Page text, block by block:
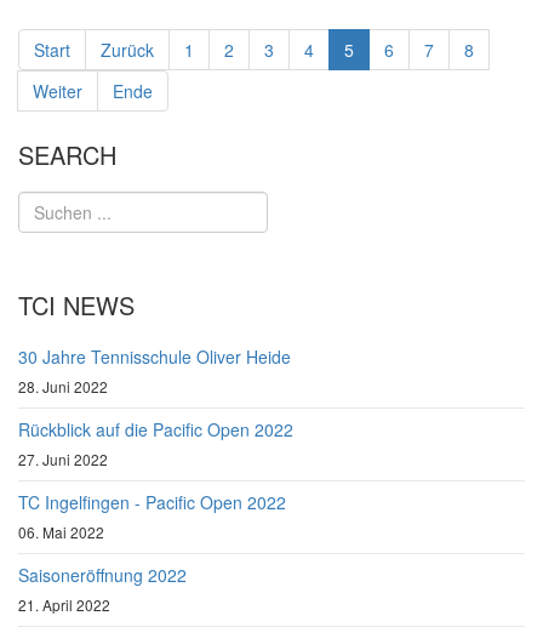
Start Zurück 1 2 3 4 5 6 7
8
Weiter
Ende
SEARCH
TCI NEWS
30 Jahre Tennisschule Oliver Heide
28. Juni 2022
Rückblick auf die Pacific Open 2022
27. Juni 2022
TC Ingelfingen - Pacific Open 2022
06. Mai 2022
Saisoneröffnung 2022
21. April 2022